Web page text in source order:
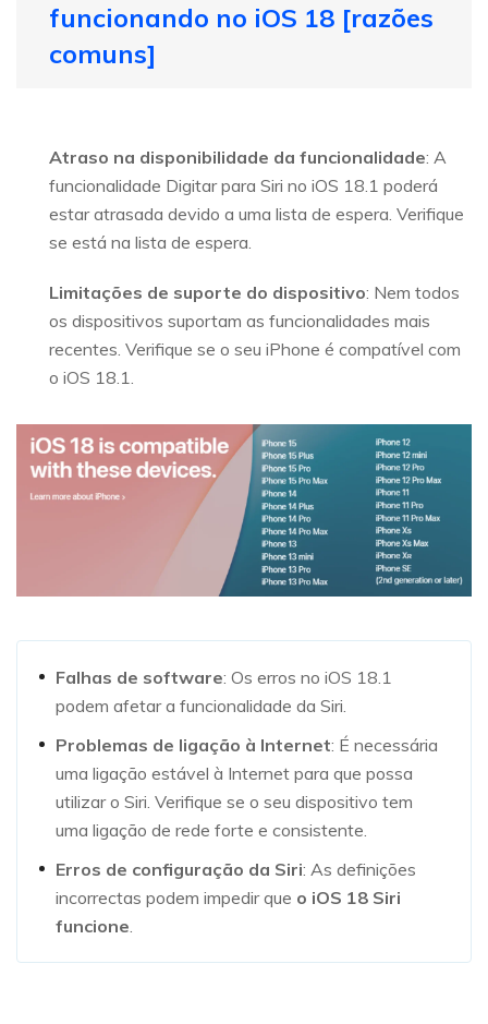
funcionando no iOS 18 [razões
comuns]
Atraso na disponibilidade da funcionalidade: A
funcionalidade Digitar para Siri no iOS 18.1 poderá
estar atrasada devido a uma lista de espera. Verifique
se está na lista de espera.
Limitações de suporte do dispositivo: Nem todos
os dispositivos suportam as funcionalidades mais
recentes. Verifique se o seu iPhone é compatível com
o iOS 18.1.
Falhas de software: Os erros no iOS 18.1
podem afetar a funcionalidade da Siri.
Problemas de ligação à Internet: É necessária
uma ligação estável à Internet para que possa
utilizar o Siri. Verifique se o seu dispositivo tem
uma ligação de rede forte e consistente.
Erros de configuração da Siri: As definições
incorrectas podem impedir que o iOS 18 Siri
funcione